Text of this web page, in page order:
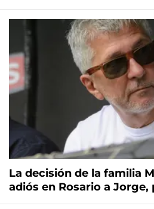
La decisión de la familia
adiós en Rosario a Jorge,